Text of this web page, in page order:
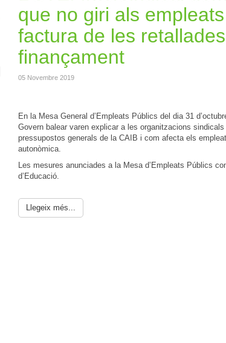
que no giri als
factura de les
finançament
05 Novembre 2019
En la Mesa General d’Empleats Públics del dia 31
Govern balear varen explicar a les organitzacions
pressupostos generals de la CAIB i com afecta els
autonòmica.
Les mesures anunciades a la Mesa d’Empleats Públics
d’Educació.
Llegeix més...